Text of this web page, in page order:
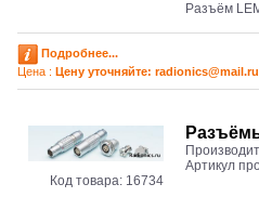
Разъём
Подробнее...
Цена : Цену уточняйте: radioniсs@mail.ru
Артикул
Код товара: 16734